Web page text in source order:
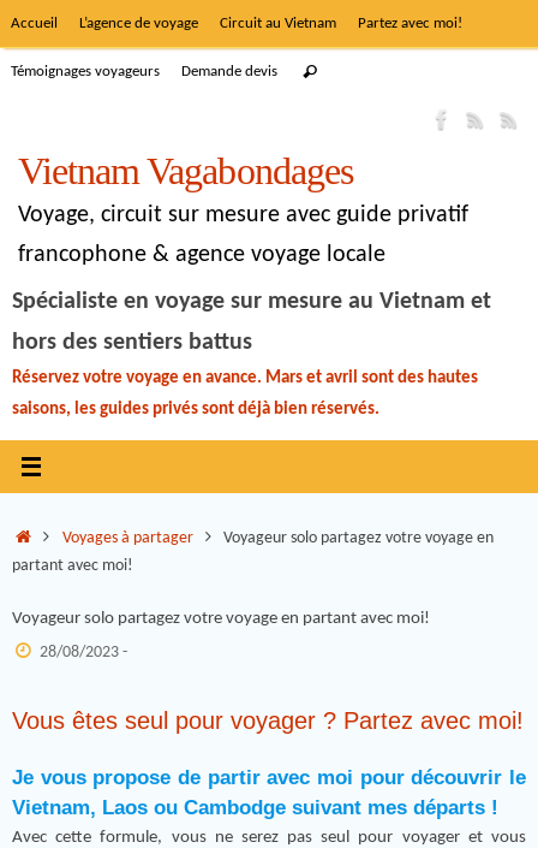
Accueil L’agence de voyage Circuit au Vietnam Partez avec moi!
Témoignages voyageurs Demande devis
Vietnam Vagabondages
Voyage, circuit sur mesure avec guide privatif
francophone & agence voyage locale
Spécialiste en voyage sur mesure au Vietnam et
hors des sentiers battus
Réservez votre voyage en avance. Mars et avril sont des hautes
saisons, les guides privés sont déjà bien réservés.
Voyages à partager
Voyageur solo partagez votre voyage en
partant avec moi!
Voyageur solo partagez votre voyage en partant avec moi!
28/08/2023 -
Vous êtes seul pour voyager ? Partez avec moi!
Je vous propose de partir avec moi pour découvrir le
Vietnam, Laos ou Cambodge suivant mes départs !
Avec cette formule, vous ne serez pas seul pour voyager et vous